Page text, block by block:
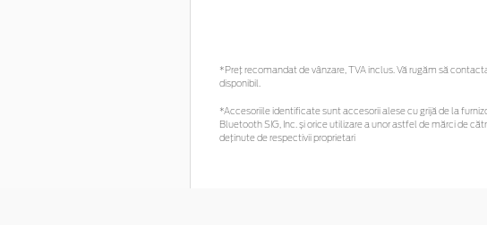
*Preţ recomandat de vânzare, TVA inclus. Vă rugăm să
disponibil.
*Accesoriile identificate sunt accesorii alese cu grijă de la
Bluetooth SIG, Inc. și orice utilizare a unor astfel de mărci de
deținute de respectivii proprietari